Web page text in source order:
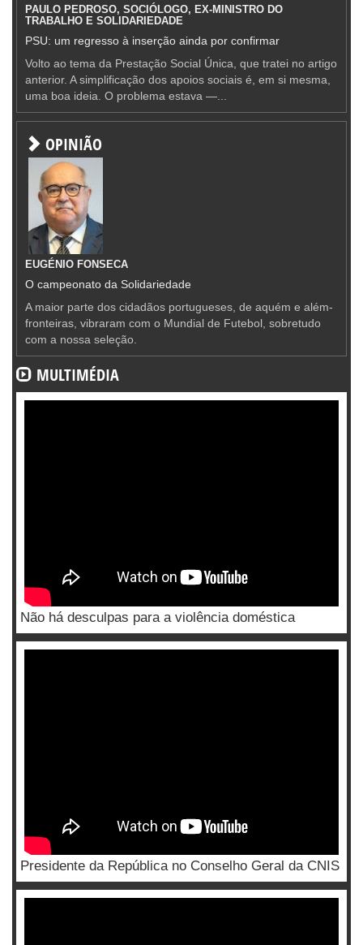
PAULO PEDROSO, SOCIÓLOGO, EX-MINISTRO DO
TRABALHO E SOLIDARIEDADE
PSU: um regresso à inserção ainda por confirmar
Volto ao tema da Prestação Social Única, que tratei no artigo
anterior. A simplificação dos apoios sociais é, em si mesma,
uma boa ideia. O problema estava —...
OPINIÃO
EUGÉNIO FONSECA
O campeonato da Solidariedade
A maior parte dos cidadãos portugueses, de aquém e além-
fronteiras, vibraram com o Mundial de Futebol, sobretudo
com a nossa seleção.
MULTIMÉDIA
Não há desculpas para a violência doméstica
Presidente da República no Conselho Geral da CNIS